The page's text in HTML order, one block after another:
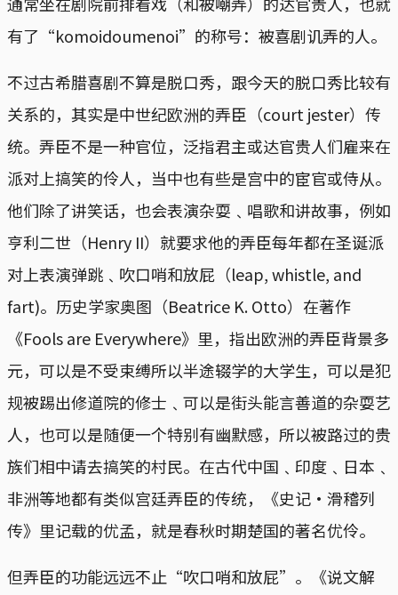
有了“komoidoumenoi”的称号：被喜剧讥弄的人。
不过古希腊喜剧不算是脱口秀，跟今天的脱口秀比较有
关系的，其实是中世纪欧洲的弄臣（court jester）传
统。弄臣不是一种官位，泛指君主或达官贵人们雇来在
派对上搞笑的伶人，当中也有些是宫中的宦官或侍从。
他们除了讲笑话，也会表演杂耍﹑唱歌和讲故事，例如
亨利二世（Henry II）就要求他的弄臣每年都在圣诞派
对上表演弹跳﹑吹口哨和放屁（leap, whistle, and
fart)。历史学家奥图（Beatrice K. Otto）在著作
《Fools are Everywhere》里，指出欧洲的弄臣背景多
元，可以是不受束缚所以半途辍学的大学生，可以是犯
规被踢出修道院的修士﹑可以是街头能言善道的杂耍艺
人，也可以是随便一个特别有幽默感，所以被路过的贵
族们相中请去搞笑的村民。在古代中国﹑印度﹑日本﹑
非洲等地都有类似宫廷弄臣的传统，《史记・滑稽列
传》里记载的优孟，就是春秋时期楚国的著名优伶。
但弄臣的功能远远不止“吹口哨和放屁”。《说文解